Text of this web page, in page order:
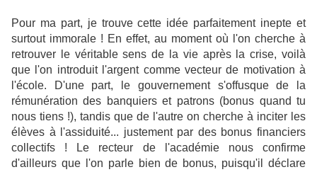
Pour ma part, je trouve cette idée parfaitement inepte et
surtout immorale ! En effet, au moment où l'on cherche à
retrouver le véritable sens de la vie après la crise, voilà
que l'on introduit l'argent comme vecteur de motivation à
l'école. D'une part, le gouvernement s'offusque de la
rémunération des banquiers et patrons (bonus quand tu
nous tiens !), tandis que de l'autre on cherche à inciter les
élèves à l'assiduité... justement par des bonus financiers
collectifs ! Le recteur de l'académie nous confirme
d'ailleurs que l'on parle bien de bonus, puisqu'il déclare